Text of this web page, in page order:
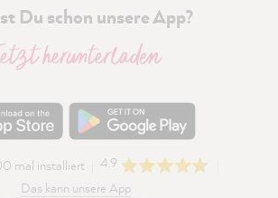
Du schon unsere App?
herunterladen
mal installiert
4.9
Das kann unsere App